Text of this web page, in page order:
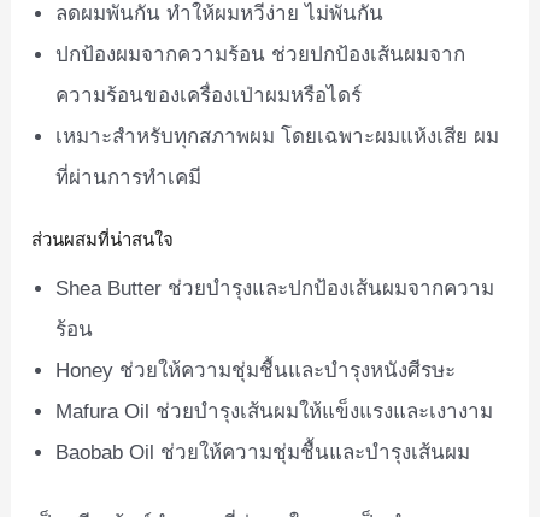
ลดผมพันกัน ทำให้ผมหวีง่าย ไม่พันกัน
ปกป้องผมจากความร้อน ช่วยปกป้องเส้นผมจาก
ความร้อนของเครื่องเป่าผมหรือไดร์
เหมาะสำหรับทุกสภาพผม โดยเฉพาะผมแห้งเสีย ผม
ที่ผ่านการทำเคมี
ส่วนผสมที่น่าสนใจ
Shea Butter ช่วยบำรุงและปกป้องเส้นผมจากความ
ร้อน
Honey ช่วยให้ความชุ่มชื้นและบำรุงหนังศีรษะ
Mafura Oil ช่วยบำรุงเส้นผมให้แข็งแรงและเงางาม
Baobab Oil ช่วยให้ความชุ่มชื้นและบำรุงเส้นผม